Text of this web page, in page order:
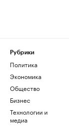
Рубрики
Политика
Экономика
Общество
Бизнес
Технологии и
медиа